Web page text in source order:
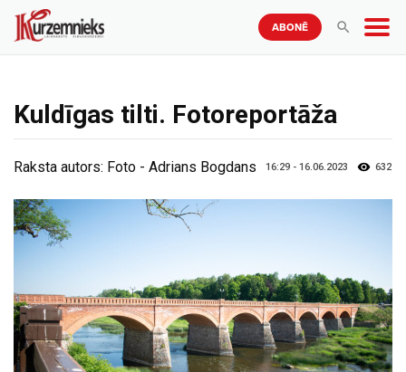
ABONĒ
Kuldīgas tilti. Fotoreportāža
Raksta autors: Foto - Adrians Bogdans 16:29 - 16.06.2023 632